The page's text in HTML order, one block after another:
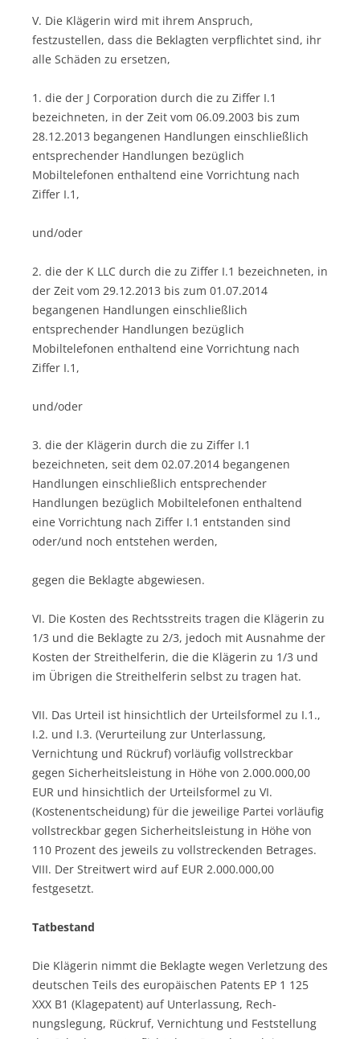
V. Die Klägerin wird mit ihrem Anspruch,
festzustellen, dass die Beklagten verpflichtet sind, ihr
alle Schäden zu ersetzen,
1. die der J Corporation durch die zu Ziffer I.1
bezeichneten, in der Zeit vom 06.09.2003 bis zum
28.12.2013 begangenen Handlungen einschließlich
entsprechender Handlungen bezüglich
Mobiltelefonen enthaltend eine Vorrichtung nach
Ziffer I.1,
und/oder
2. die der K LLC durch die zu Ziffer I.1 bezeichneten, in
der Zeit vom 29.12.2013 bis zum 01.07.2014
begangenen Handlungen einschließlich
entsprechender Handlungen bezüglich
Mobiltelefonen enthaltend eine Vorrichtung nach
Ziffer I.1,
und/oder
3. die der Klägerin durch die zu Ziffer I.1
bezeichneten, seit dem 02.07.2014 begangenen
Handlungen einschließlich entsprechender
Handlungen bezüglich Mobiltelefonen enthaltend
eine Vorrichtung nach Ziffer I.1 entstanden sind
oder/und noch entstehen werden,
gegen die Beklagte abgewiesen.
VI. Die Kosten des Rechtsstreits tragen die Klägerin zu
1/3 und die Beklagte zu 2/3, jedoch mit Ausnahme der
Kosten der Streithelferin, die die Klägerin zu 1/3 und
im Übrigen die Streithelferin selbst zu tragen hat.
VII. Das Urteil ist hinsichtlich der Urteilsformel zu I.1.,
I.2. und I.3. (Verurteilung zur Unterlassung,
Vernichtung und Rückruf) vorläufig vollstreckbar
gegen Sicherheitsleistung in Höhe von 2.000.000,00
EUR und hinsichtlich der Urteilsformel zu VI.
(Kostenentscheidung) für die jeweilige Partei vorläufig
vollstreckbar gegen Sicherheitsleistung in Höhe von
110 Prozent des jeweils zu vollstreckenden Betrages.
VIII. Der Streitwert wird auf EUR 2.000.000,00
festgesetzt.
Tatbestand
Die Klägerin nimmt die Beklagte wegen Verletzung des
deutschen Teils des europäischen Patents EP 1 125
XXX B1 (Klagepatent) auf Unterlassung, Rech-
nungslegung, Rückruf, Vernichtung und Feststellung